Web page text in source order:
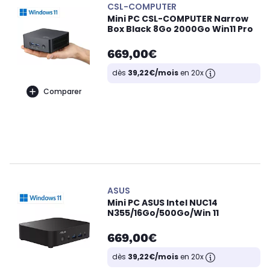
Comparer
CSL-COMPUTER
Mini PC CSL-COMPUTER Narrow
Box Black 8Go 2000Go Win11 Pro
669,00€
dès 39,22€/moisen 20x
ASUS
Mini PC ASUS Intel NUC14
N355/16Go/500Go/Win 11
669,00€
dès 39,22€/moisen 20x